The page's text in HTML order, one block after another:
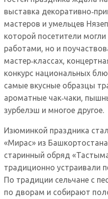
выставка
мастеров и умельцев
которой посетители
работами, но и
мастер‑классах,
конкурс национальных
самые вкусные образцы
ароматные чак‑чаки,
зурбелэш и многое другое.
Изюминкой праздника
«Мирас» из
старинный обряд
традиционно устраивали
По традиции сельчане с
по дворам и собирают